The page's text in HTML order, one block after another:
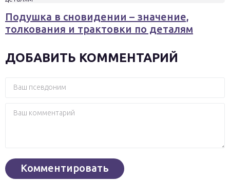
Подушка в сновидении – значение,
толкования и трактовки по деталям
ДОБАВИТЬ КОММЕНТАРИЙ